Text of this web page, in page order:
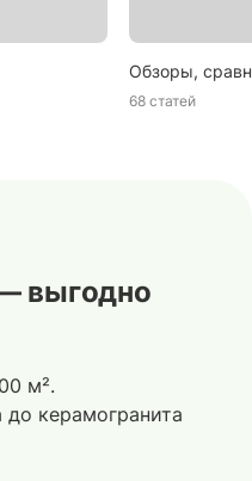
Обзоры,
68 статей
выгодно
м².
керамогранита